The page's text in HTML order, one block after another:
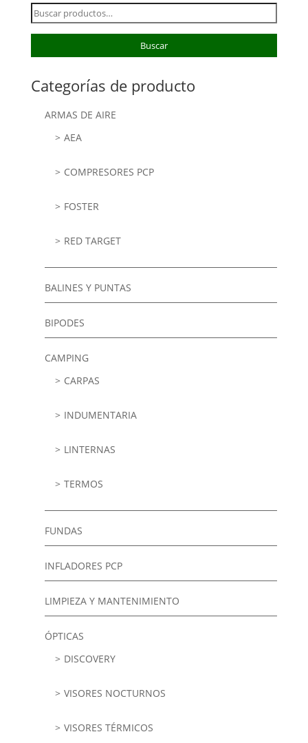
Buscar
por:
Buscar
Categorías de producto
ARMAS DE AIRE
AEA
COMPRESORES PCP
FOSTER
RED TARGET
BALINES Y PUNTAS
BIPODES
CAMPING
CARPAS
INDUMENTARIA
LINTERNAS
TERMOS
FUNDAS
INFLADORES PCP
LIMPIEZA Y MANTENIMIENTO
ÓPTICAS
DISCOVERY
VISORES NOCTURNOS
VISORES TÉRMICOS